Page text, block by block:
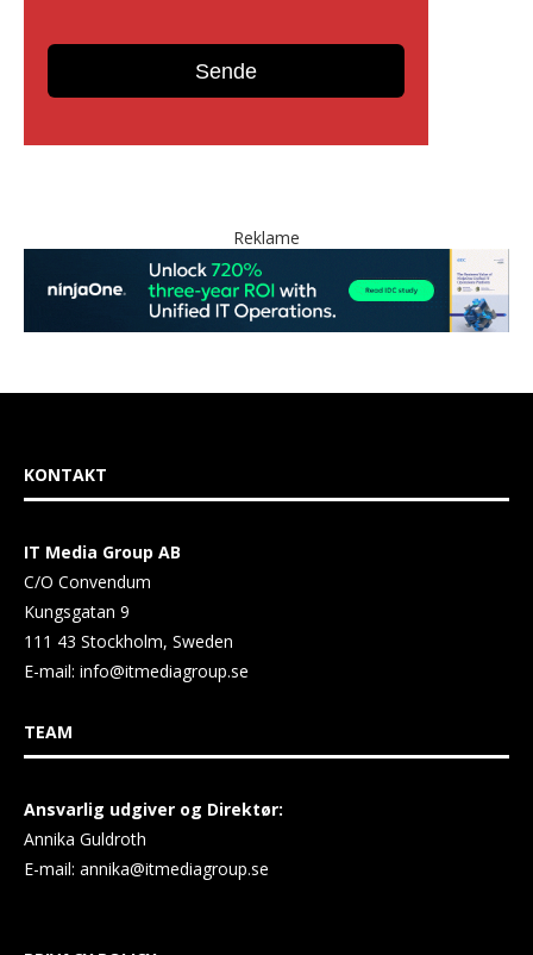
Reklame
KONTAKT
IT Media Group AB
C/O Convendum
Kungsgatan 9
111 43 Stockholm, Sweden
E-mail: info@itmediagroup.se
TEAM
Ansvarlig udgiver og Direktør:
Annika Guldroth
E-mail: annika@itmediagroup.se